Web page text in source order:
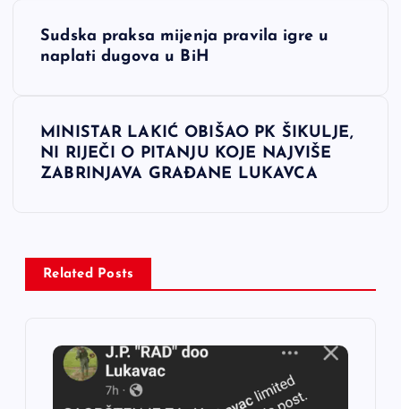
N
c
Sudska praksa mijenja pravila igre u
naplati dugova u BiH
MINISTAR LAKIĆ OBIŠAO PK ŠIKULJE,
NI RIJEČI O PITANJU KOJE NAJVIŠE
ZABRINJAVA GRAĐANE LUKAVCA
Related Posts